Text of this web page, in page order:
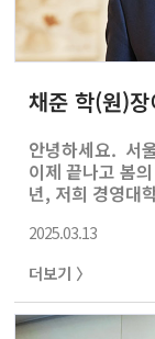
채준 학(원)
안녕하세요. 서
이제 끝나고 봄
년, 저희 경영대
1주년이 되는 이
대학은 창조적이
는 세계적 지도
다. 이를 실현하
2025.03.13
더보기 〉